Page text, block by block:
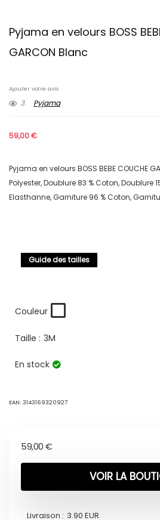
Pyjama en velours BOSS
GARCON Blanc
Ajouter votre avis
3 Pyjama
59,00€
Pyjama en velours BOSS BEBE COUCHE
Polyester, Doublure 83 % Coton, Doublure
Elasthanne, Garniture 96 % Coton,
Guide des tailles
Couleur
Taille : 3M
En stock
EAN: 3143169320927
59,00 €
VOIR LA
Livraison : 3.90 EUR